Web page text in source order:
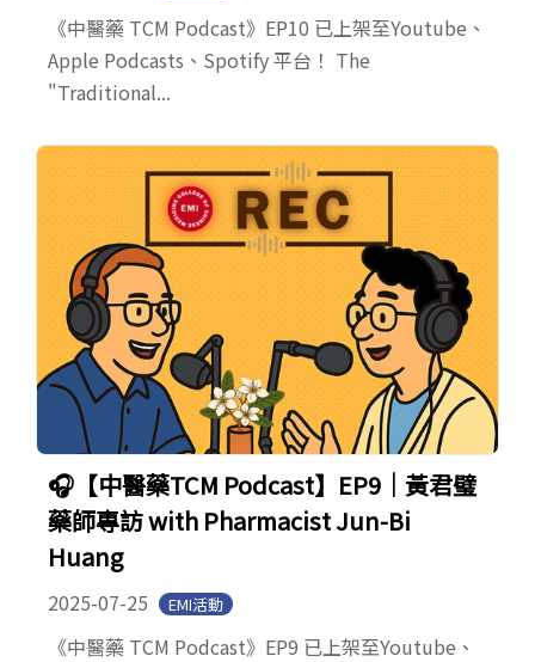
《中醫藥 TCM Podcast》EP10 已上架至Youtube、
Apple Podcasts、Spotify 平台！ The
"Traditional...
🎧【中醫藥TCM Podcast】EP9｜黃君璧
藥師專訪 with Pharmacist Jun-Bi
Huang
2025-07-25 EMI活動
《中醫藥 TCM Podcast》EP9 已上架至Youtube、